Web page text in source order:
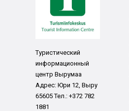
Туристический
информационный
центр Вырумаа
Адрес: Юри 12, Выру
65605 Тел.: +372 782
1881